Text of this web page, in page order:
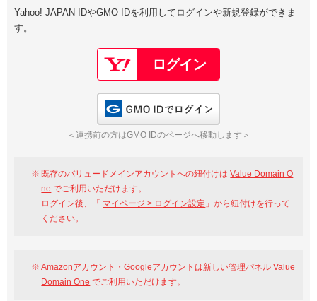
Google
GMO ID Amazon
※AmazonはValue Domain Oneのログイン画面へ遷移します
Value Domain Oneアカウント作成
以下でも登録可能
Google Yahoo!
GMO ID
Yahoo! JAPAN IDやGMO IDを利用してログインや新規登録ができま
す。
＜連携前の方はGMO IDのページへ移動します＞
既存のバリュードメインアカウントへの紐付けはValue Domain O
ne でご利用いただけます。
ログイン後、「 マイページ > ログイン設定 」から紐付けを行って
ください。
Amazonアカウント・Googleアカウントは新しい管理パネルValue
Domain One でご利用いただけます。